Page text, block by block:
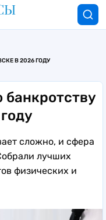
В 2026 ГОДУ
сложно, и сфера
лучших
физических и